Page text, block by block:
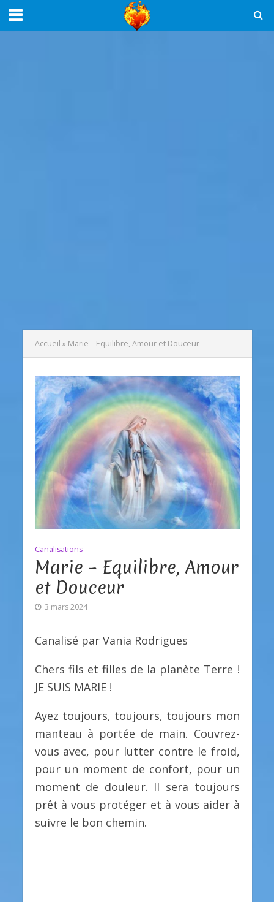
Accueil » Marie – Equilibre, Amour et Douceur
Canalisations
Marie – Equilibre, Amour
et Douceur
3 mars 2024
Canalisé par Vania Rodrigues
Chers fils et filles de la planète Terre !
JE SUIS MARIE !
Ayez toujours, toujours, toujours mon
manteau à portée de main. Couvrez-
vous avec, pour lutter contre le froid,
pour un moment de confort, pour un
moment de douleur. Il sera toujours
prêt à vous protéger et à vous aider à
suivre le bon chemin.